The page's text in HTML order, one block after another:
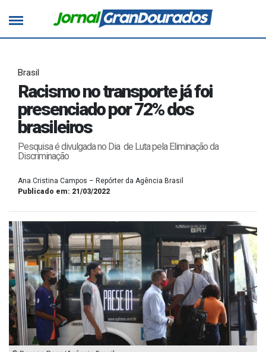
Brasil
Racismo no transporte já foi
presenciado por 72% dos
brasileiros
Pesquisa é divulgada no Dia de Luta pela Eliminação da
Discriminação
Ana Cristina Campos – Repórter da Agência Brasil
Publicado em: 21/03/2022